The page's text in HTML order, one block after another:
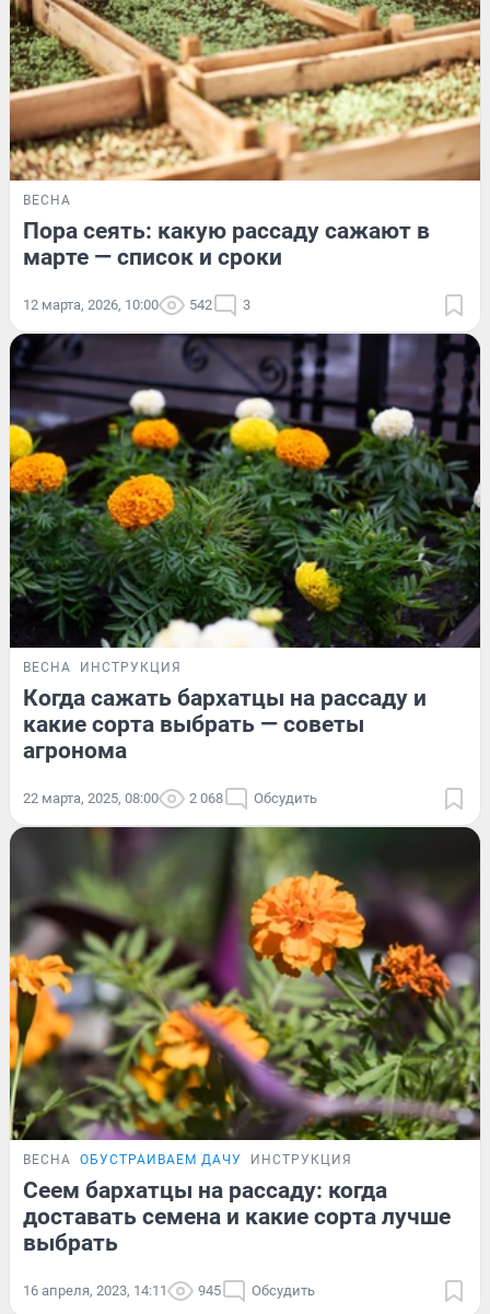
ВЕСНА
Пора сеять: какую рассаду сажают в
марте — список и сроки
12 марта, 2026, 10:00 542 3
ВЕСНА ИНСТРУКЦИЯ
Когда сажать бархатцы на рассаду и
какие сорта выбрать — советы
агронома
22 марта, 2025, 08:00 2 068 Обсудить
ВЕСНА ОБУСТРАИВАЕМ ДАЧУ ИНСТРУКЦИЯ
Сеем бархатцы на рассаду: когда
доставать семена и какие сорта лучше
выбрать
16 апреля, 2023, 14:11 945 Обсудить